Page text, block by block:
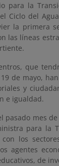
para la
Ciclo del
la primera
las líneas
que
de mayo,
y
e igualdad.
pasado mes
para la
los
agentes
de